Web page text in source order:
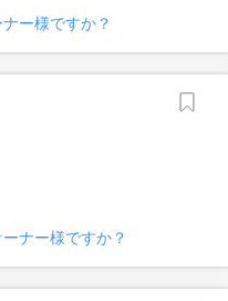
ー様ですか？
ナー様ですか？